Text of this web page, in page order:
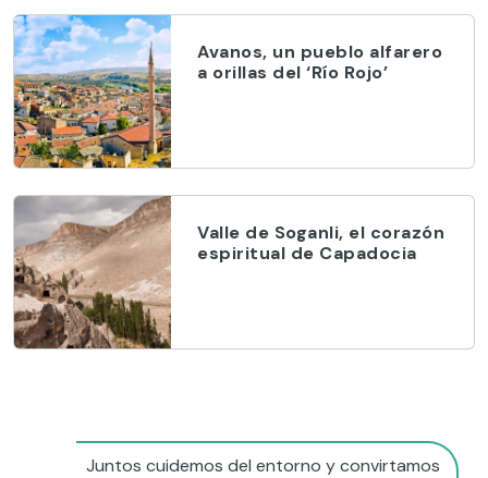
Avanos, un pueblo alfarero
a orillas del ‘Río Rojo’
Valle de Soganli, el corazón
espiritual de Capadocia
Juntos cuidemos del entorno y convirtamos